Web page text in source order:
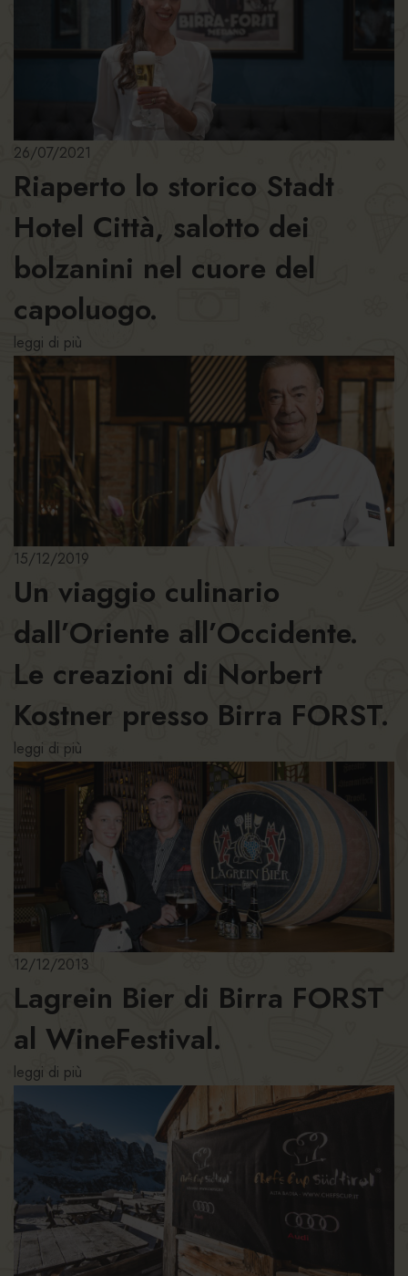
26/07/2021
Riaperto lo storico Stadt
Hotel Città, salotto dei
bolzanini nel cuore del
capoluogo.
leggi di più
15/12/2019
Un viaggio culinario
dall’Oriente all’Occidente.
Le creazioni di Norbert
Kostner presso Birra FORST.
leggi di più
12/12/2013
Lagrein Bier di Birra FORST
al WineFestival.
leggi di più